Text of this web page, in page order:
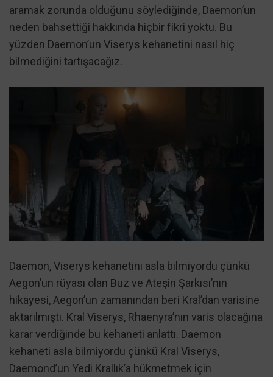
aramak zorunda olduğunu söylediğinde, Daemon’un
neden bahsettiği hakkında hiçbir fikri yoktu. Bu
yüzden Daemon’un Viserys kehanetini nasıl hiç
bilmediğini tartışacağız.
Daemon, Viserys kehanetini asla bilmiyordu çünkü
Aegon’un rüyası olan Buz ve Ateşin Şarkısı’nın
hikayesi, Aegon’un zamanından beri Kral’dan varisine
aktarılmıştı. Kral Viserys, Rhaenyra’nın varis olacağına
karar verdiğinde bu kehaneti anlattı. Daemon
kehaneti asla bilmiyordu çünkü Kral Viserys,
Daemond’un Yedi Krallık’a hükmetmek için